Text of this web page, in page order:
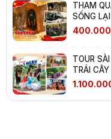
THAM
SỐNG
TOUR
TRÁI